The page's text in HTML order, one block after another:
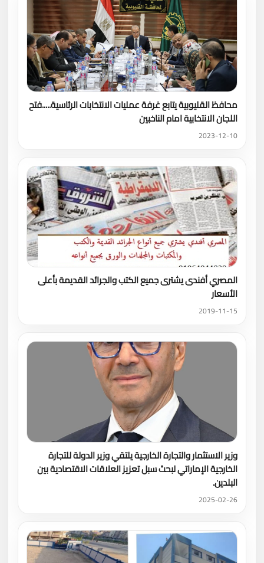
محافظ القليوبية يتابع غرفة عمليات الانتخابات الرئاسية.....فتح
اللجان الانتخابية امام الناخبين
2023-12-10
المصري أفندى يشترى جميع الكتب والجرائد القديمة بأعلى
الأسعار
2019-11-15
وزير الاستثمار والتجارة الخارجية يلتقي وزير الدولة للتجارة
الخارجية الإماراتي لبحث سبل تعزيز العلاقات الاقتصادية بين
البلدين.
2025-02-26